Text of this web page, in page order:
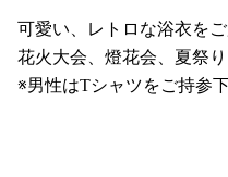
可愛い、レトロな浴衣を
花火大会、燈花会、夏祭
※男性はTシャツをご持参下